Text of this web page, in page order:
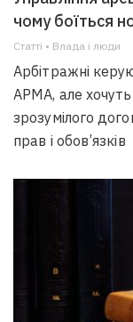
чому боїться
Статті • Влада i люди
Арбітражні
АРМА, але
зрозумілого
прав і обов’язків